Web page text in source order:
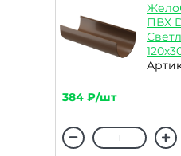
ПВХ
384 ₽/шт